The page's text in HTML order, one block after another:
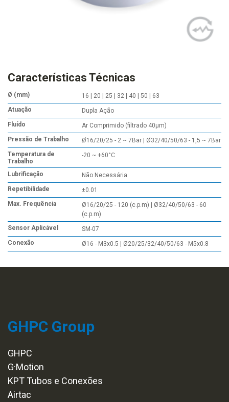
Características Técnicas
Ø (mm)
16 | 20 | 25 | 32 | 40 | 50 | 63
Atuação
Dupla Ação
Fluído
Ar Comprimido (filtrado 40µm)
Pressão de Trabalho
Ø16/20/25 - 2 ~ 7Bar | Ø32/40/50/63 - 1,5 ~ 7Bar
Temperatura de
Trabalho
-20 ~ +60°C
Lubrificação
Não Necessária
Repetibilidade
±0.01
Max. Frequência
Ø16/20/25 - 120 (c.p.m) | Ø32/40/50/63 - 60
(c.p.m)
Sensor Aplicável
SM-07
Conexão
Ø16 - M3x0.5 | Ø20/25/32/40/50/63 - M5x0.8
GHPC Group
GHPC
G·Motion
KPT Tubos e Conexões
Airtac